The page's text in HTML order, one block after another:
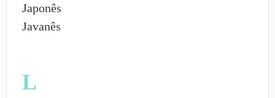
Japonês
Javanês
L